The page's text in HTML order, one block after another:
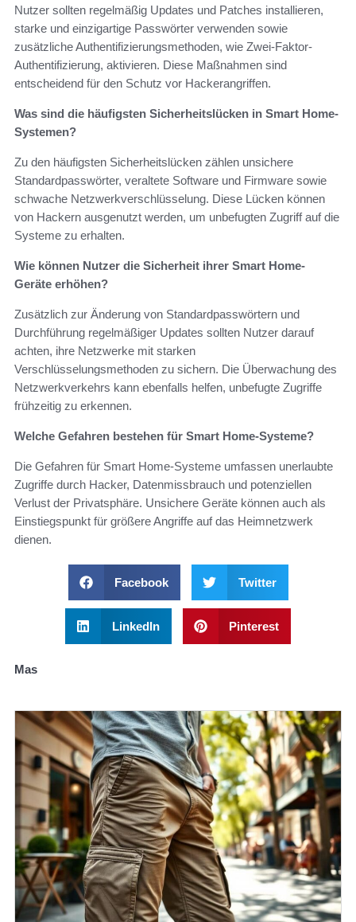
Nutzer sollten regelmäßig Updates und Patches installieren,
starke und einzigartige Passwörter verwenden sowie
zusätzliche Authentifizierungsmethoden, wie Zwei-Faktor-
Authentifizierung, aktivieren. Diese Maßnahmen sind
entscheidend für den Schutz vor Hackerangriffen.
Was sind die häufigsten Sicherheitslücken in Smart Home-
Systemen?
Zu den häufigsten Sicherheitslücken zählen unsichere
Standardpasswörter, veraltete Software und Firmware sowie
schwache Netzwerkverschlüsselung. Diese Lücken können
von Hackern ausgenutzt werden, um unbefugten Zugriff auf die
Systeme zu erhalten.
Wie können Nutzer die Sicherheit ihrer Smart Home-
Geräte erhöhen?
Zusätzlich zur Änderung von Standardpasswörtern und
Durchführung regelmäßiger Updates sollten Nutzer darauf
achten, ihre Netzwerke mit starken
Verschlüsselungsmethoden zu sichern. Die Überwachung des
Netzwerkverkehrs kann ebenfalls helfen, unbefugte Zugriffe
frühzeitig zu erkennen.
Welche Gefahren bestehen für Smart Home-Systeme?
Die Gefahren für Smart Home-Systeme umfassen unerlaubte
Zugriffe durch Hacker, Datenmissbrauch und potenziellen
Verlust der Privatsphäre. Unsichere Geräte können auch als
Einstiegspunkt für größere Angriffe auf das Heimnetzwerk
dienen.
Facebook Twitter
LinkedIn Pinterest
Mas